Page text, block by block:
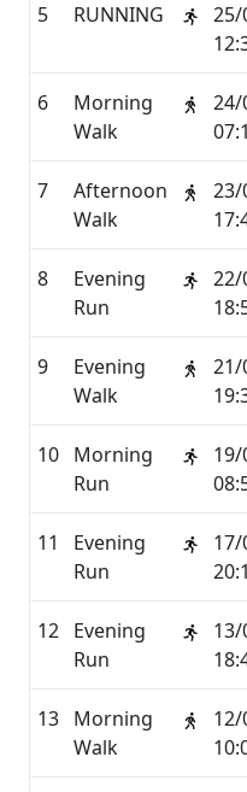
5 RUNNING
25/
6
Morning
Walk
24/
7
Afternoon
Walk
23/
8
Evening
Run
22/
9
Evening
Walk
21/
10 Morning
Run
11
Evening
Run
12 Evening
Run
13 Morning
Walk